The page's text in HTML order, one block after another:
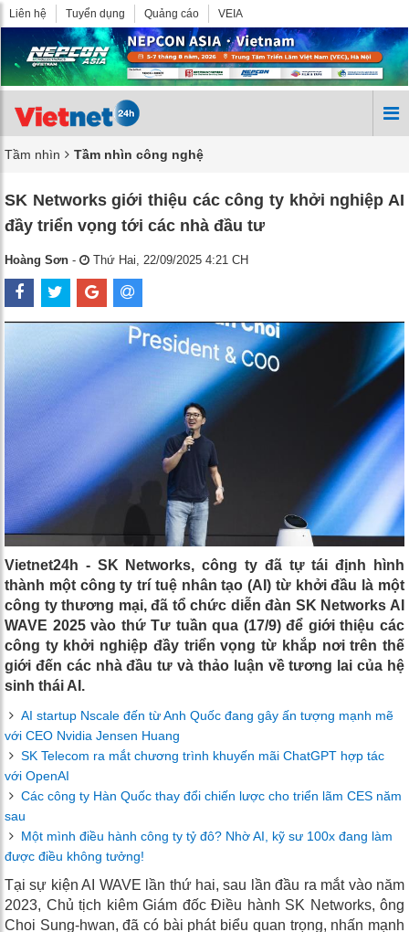
Liên hệ Tuyển dụng Quảng cáo VEIA
Tầm nhìn Tầm nhìn công nghệ
SK Networks giới thiệu các công ty khởi nghiệp AI
đầy triển vọng tới các nhà đầu tư
Hoàng Sơn - Thứ Hai, 22/09/2025 4:21 CH
Vietnet24h - SK Networks, công ty đã tự tái định hình
thành một công ty trí tuệ nhân tạo (AI) từ khởi đầu là một
công ty thương mại, đã tổ chức diễn đàn SK Networks AI
WAVE 2025 vào thứ Tư tuần qua (17/9) để giới thiệu các
công ty khởi nghiệp đầy triển vọng từ khắp nơi trên thế
giới đến các nhà đầu tư và thảo luận về tương lai của hệ
sinh thái AI.
AI startup Nscale đến từ Anh Quốc đang gây ấn tượng mạnh mẽ
với CEO Nvidia Jensen Huang
SK Telecom ra mắt chương trình khuyến mãi ChatGPT hợp tác
với OpenAI
Các công ty Hàn Quốc thay đổi chiến lược cho triển lãm CES năm
sau
Một mình điều hành công ty tỷ đô? Nhờ AI, kỹ sư 100x đang làm
được điều không tưởng!
Tại sự kiện AI WAVE lần thứ hai, sau lần đầu ra mắt vào năm
2023, Chủ tịch kiêm Giám đốc Điều hành SK Networks, ông
Choi Sung-hwan, đã có bài phát biểu quan trọng, nhấn mạnh